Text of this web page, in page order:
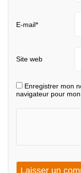
E-mail*
Site web
Enregistrer mon
navigateur pour